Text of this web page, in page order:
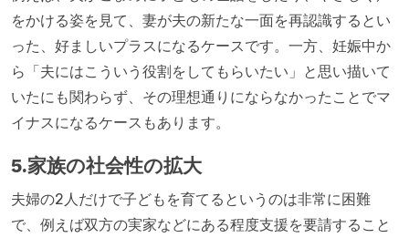
をかける姿を見て、妻が夫の新たな一面を再認識するとい
った、好ましいプラスになるケースです。一方、妊娠中か
ら「夫にはこういう役割をしてもらいたい」と思い描いて
いたにも関わらず、その理想通りにならなかったことでマ
イナスになるケースもあります。
5.家族の社会性の拡大
夫婦の2人だけで子どもを育てるというのは非常に困難
で、例えば双方の実家などにある程度支援を要請すること